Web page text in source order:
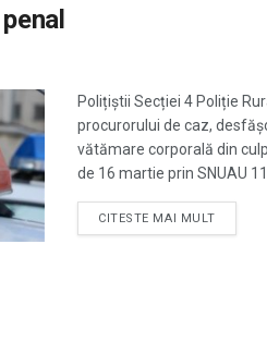
Polițiștii Secției 4 Poliție
procurorului de caz,
vătămare corporală din
de 16 martie prin SNUAU
CITESTE MAI MULT